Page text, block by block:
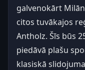
galvenokārt
citos tuvākajos
Antholz. Šīs būs
piedāvā plašu
klasiskā